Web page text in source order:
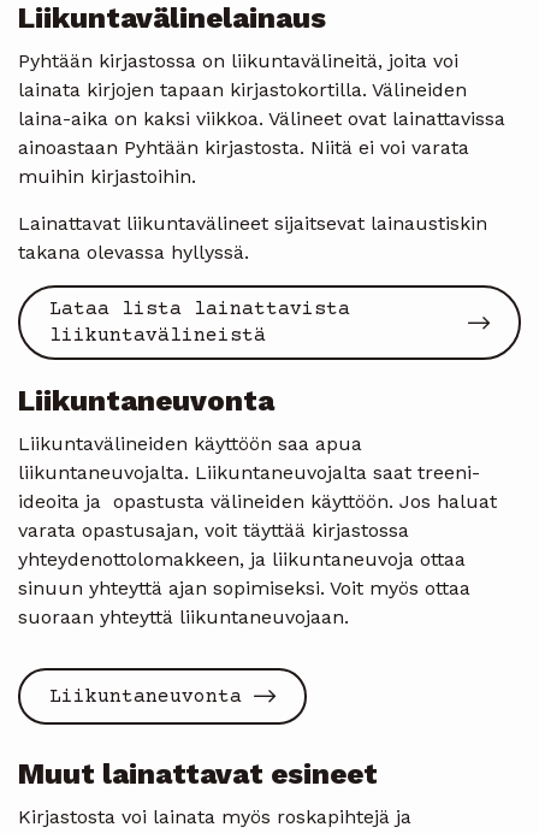
Liikuntavälinelainaus
Pyhtään kirjastossa on liikuntavälineitä, joita voi
lainata kirjojen tapaan kirjastokortilla. Välineiden
laina-aika on kaksi viikkoa. Välineet ovat lainattavissa
ainoastaan Pyhtään kirjastosta. Niitä ei voi varata
muihin kirjastoihin.
Lainattavat liikuntavälineet sijaitsevat lainaustiskin
takana olevassa hyllyssä.
Lataa lista lainattavista
liikuntavälineistä
Liikuntaneuvonta
Liikuntavälineiden käyttöön saa apua
liikuntaneuvojalta. Liikuntaneuvojalta saat treeni-
ideoita ja opastusta välineiden käyttöön. Jos haluat
varata opastusajan, voit täyttää kirjastossa
yhteydenottolomakkeen, ja liikuntaneuvoja ottaa
sinuun yhteyttä ajan sopimiseksi. Voit myös ottaa
suoraan yhteyttä liikuntaneuvojaan.
Liikuntaneuvonta
Muut lainattavat esineet
Kirjastosta voi lainata myös roskapihtejä ja